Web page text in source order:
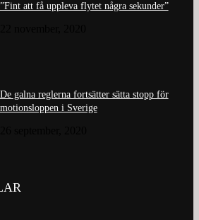
”Fint att få uppleva flytet några sekunder”
De galna reglerna fortsätter sätta stopp för
motionsloppen i Sverige